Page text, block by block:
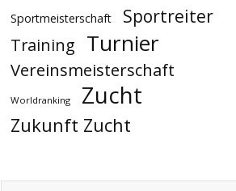
Sportmeisterschaft Sportreiter
Training Turnier
Vereinsmeisterschaft
Worldranking Zucht
Zukunft Zucht